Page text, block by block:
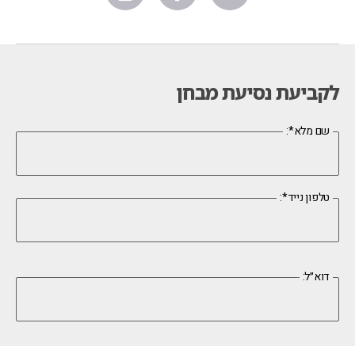
:דוא״ל
:*טלפון נייד
:*שם מלא
לקביעת נסיעת מבחן